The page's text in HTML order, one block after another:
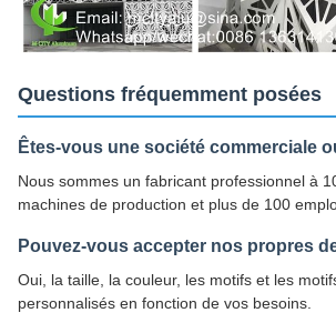
Questions fréquemment posées
Êtes-vous une société commerciale
Nous sommes un fabricant professionnel à
machines de production et plus de 100
Pouvez-vous accepter nos propres
Oui, la taille, la couleur, les motifs et les
personnalisés en fonction de vos besoins.